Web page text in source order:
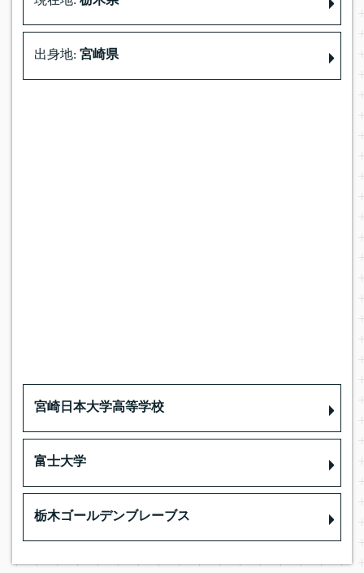
出身地: 宮崎県
宮崎日本大学高等学校
富士大学
栃木ゴールデンブレーブス